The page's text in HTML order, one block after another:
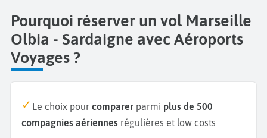
Pourquoi réserver un vol Marseille
Olbia - Sardaigne avec Aéroports
Voyages ?
Le choix pour comparer parmi plus de 500
compagnies aériennes régulières et low costs